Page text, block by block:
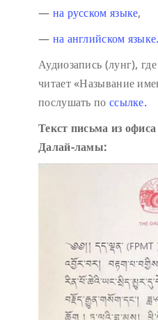
— на русском языке,
— на английском языке.
Аудиозапись (лунг),
читает «Называние
послушать по ссылке.
Текст письма из
Далай-ламы: